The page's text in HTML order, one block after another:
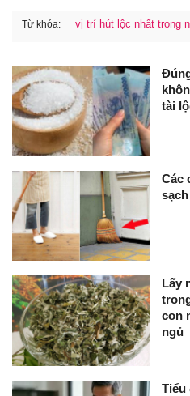
Từ khóa: vị trí hút lộc nhất trong
tài
Các
Lấy
con
ngủ
Tiểu